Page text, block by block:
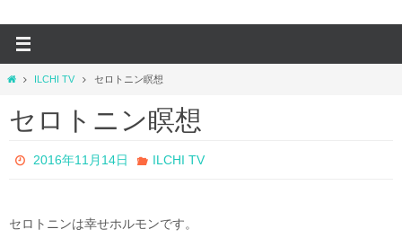
ホ
ム
ILCHI TV セロトニン瞑想
セロトニン瞑想
2016年11月14日 ILCHI TV
セロトニンは幸せホルモンです。